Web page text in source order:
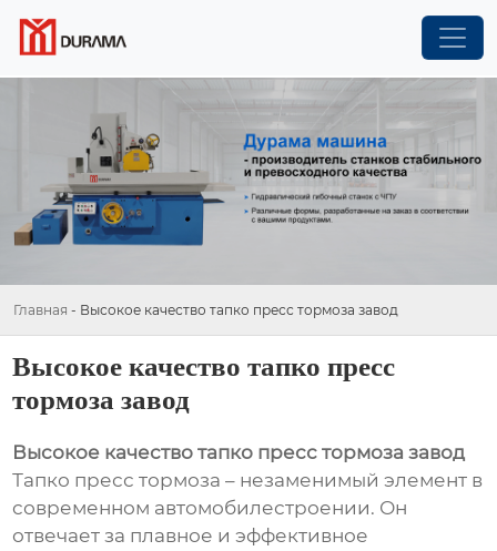
Главная - Высокое качество тапко пресс тормоза завод
Высокое качество тапко пресс
тормоза завод
Высокое качество тапко пресс тормоза завод
Тапко пресс тормоза – незаменимый элемент в
современном автомобилестроении. Он
отвечает за плавное и эффективное